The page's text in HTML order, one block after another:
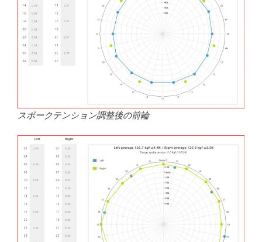
スポークテンション調整後の前輪